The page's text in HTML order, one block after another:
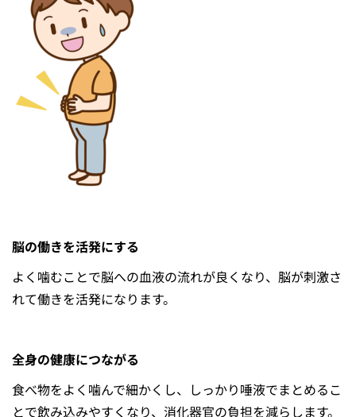
脳の働きを活発にする
よく噛むことで脳への⾎液の流れが良くなり、脳が刺激さ
れて働きを活発になります。
全⾝の健康につながる
食べ物をよく噛んで細かくし、しっかり唾液でまとめるこ
とで飲み込みやすくなり、消化器官の負担を減らします。